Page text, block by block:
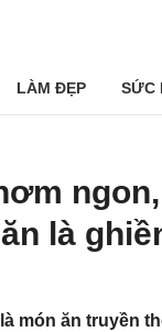
LÀM ĐẸP SỨC
là
món ăn truyền